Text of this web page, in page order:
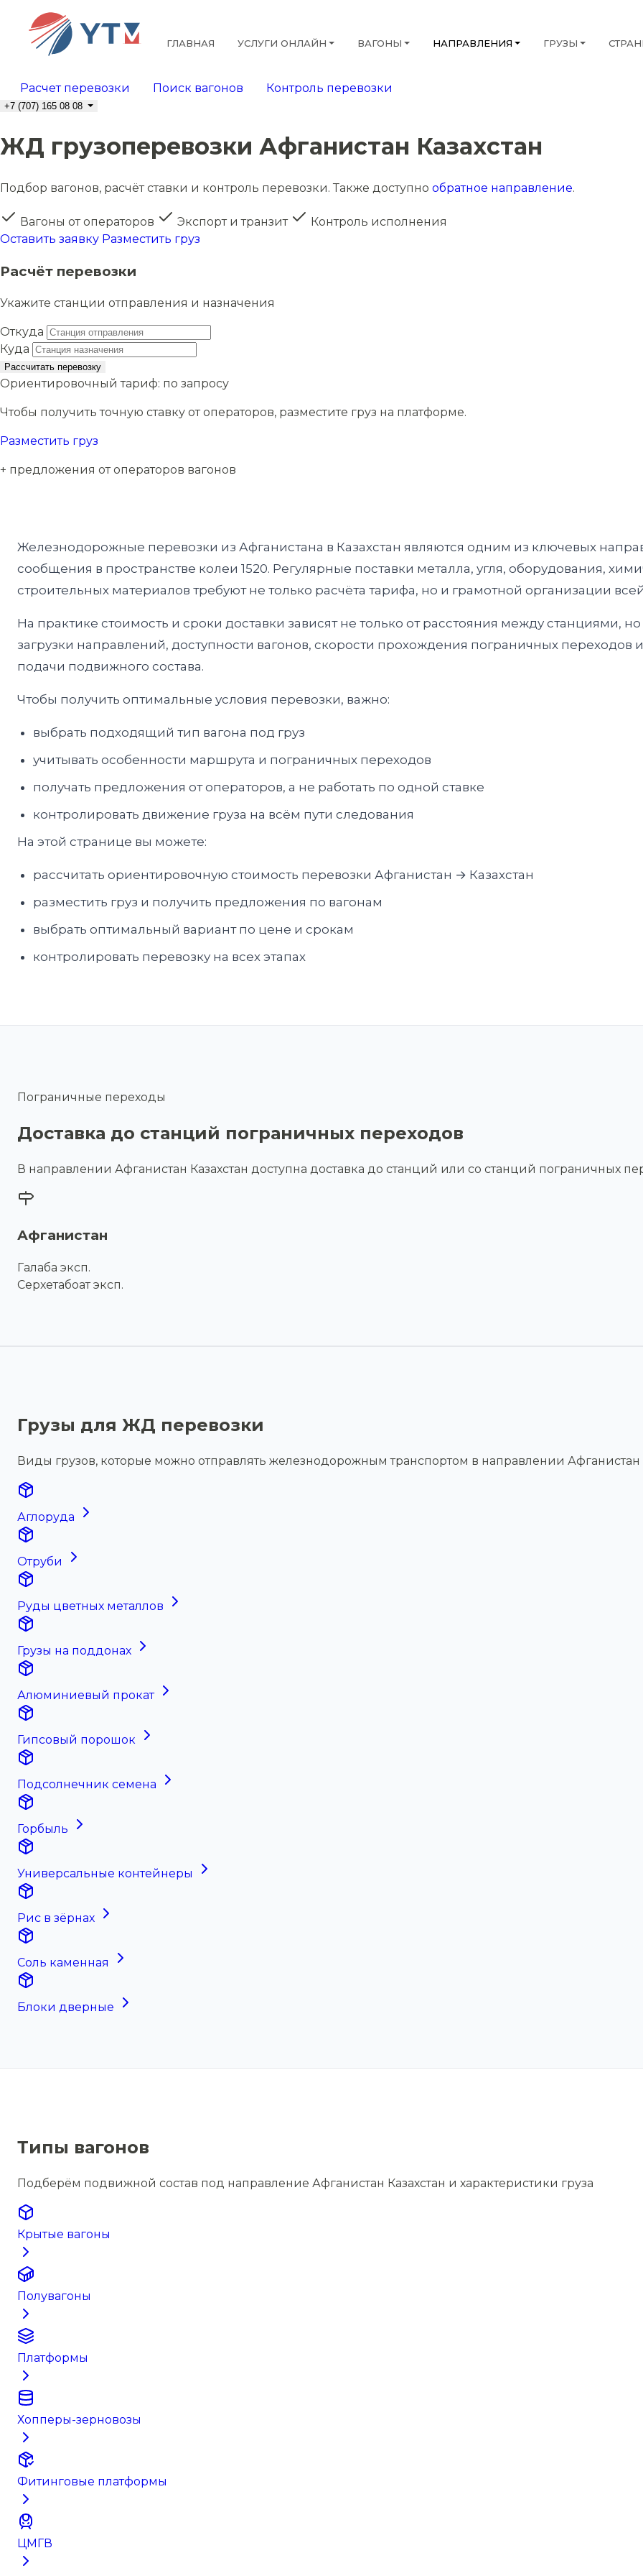
ГЛАВНАЯ УСЛУГИ ОНЛАЙН ВАГОНЫ НАПРАВЛЕНИЯ ГРУЗЫ
Расчет перевозки Поиск вагонов Контроль перевозки
+7 (707) 165 08 08
ЖД грузоперевозки Афганистан Казахстан
Подбор вагонов, расчёт ставки и контроль перевозки. Также доступно обратное направление.
Вагоны от операторов Экспорт и транзит
Контроль исполнения
Оставить заявку Разместить груз
Расчёт перевозки
Укажите станции отправления и назначения
Откуда
Куда
Рассчитать перевозку
Ориентировочный тариф: по запросу
Чтобы получить точную ставку от операторов, разместите груз на платформе.
Разместить груз
+ предложения от операторов вагонов
Железнодорожные перевозки из Афганистана в Казахстан являются одним из ключевых
сообщения в пространстве колеи 1520. Регулярные поставки металла, угля, оборудования,
строительных материалов требуют не только расчёта тарифа, но и грамотной организации
На практике стоимость и сроки доставки зависят не только от расстояния между станциями,
загрузки направлений, доступности вагонов, скорости прохождения пограничных переходов
подачи подвижного состава.
Чтобы получить оптимальные условия перевозки, важно:
выбрать подходящий тип вагона под груз
учитывать особенности маршрута и пограничных переходов
получать предложения от операторов, а не работать по одной ставке
контролировать движение груза на всём пути следования
На этой странице вы можете:
рассчитать ориентировочную стоимость перевозки Афганистан → Казахстан
разместить груз и получить предложения по вагонам
выбрать оптимальный вариант по цене и срокам
контролировать перевозку на всех этапах
Пограничные переходы
Доставка до станций пограничных переходов
В направлении Афганистан Казахстан доступна доставка до станций или со станций пограничных
Афганистан
Галаба эксп.
Серхетабоат эксп.
Грузы для ЖД перевозки
Виды грузов, которые можно отправлять железнодорожным транспортом в направлении Афганистан
Аглоруда
Отруби
Руды цветных металлов
Грузы на поддонах
Алюминиевый прокат
Гипсовый порошок
Подсолнечник семена
Горбыль
Универсальные контейнеры
Рис в зёрнах
Соль каменная
Блоки дверные
Типы вагонов
Подберём подвижной состав под направление Афганистан Казахстан и характеристики груза
Крытые вагоны
Полувагоны
Платформы
Хопперы-зерновозы
Фитинговые платформы
ЦМГВ